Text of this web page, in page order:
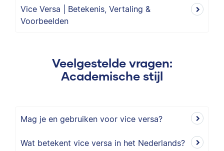
Vice Versa | Betekenis, Vertaling &
Voorbeelden
Veelgestelde vragen:
Academische stijl
Mag je en gebruiken voor vice versa?
Wat betekent vice versa in het Nederlands?